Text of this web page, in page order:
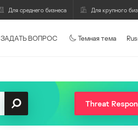
Для среднего бизнеса Для крупного
ЗАДАТЬ ВОПРОС Темная тема
Threat